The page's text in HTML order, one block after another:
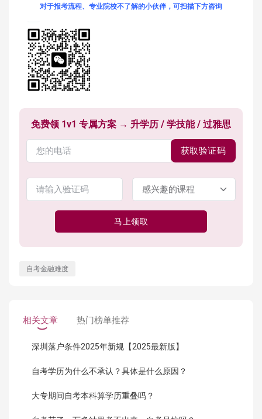
对于报考流程、专业院校不了解的小伙伴，可扫描下方咨询
免费领 1v1 专属方案 → 升学历 / 学技能 / 过雅思
获取验证码
马上领取
自考金融难度
相关文章 热门榜单推荐
深圳落户条件2025年新规【2025最新版】
自考学历为什么不承认？具体是什么原因？
大专期间自考本科算学历重叠吗？